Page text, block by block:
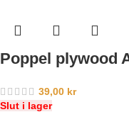
Poppel plywood
39,00 kr
Slut i lager